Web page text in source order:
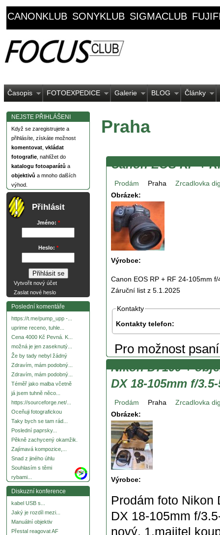
CANONKLUB SONYKLUB SIGMACLUB
Časopis FOTOEXPEDICE Galerie BLOG Články
NEJSTE PŘIHLÁŠENI
Když se zaregistrujete a
přihlásíte, získáte možnost
komentovat vkládat
fotografie , nahlížet do
katalogu fotoaparátů a
objektivů a mnoho dalších
výhod.
Přihlásit
Jméno: *
Heslo: *
Vytvořit nový účet
Zaslat nové heslo
Poslední komentáře
https://t.me/pump_upp -...
uprime receno, tuhle...
Cena 4000 Kč Pevná. K...
možná je jen zaseknutý...
Že by tady nebyl žádný
Zdravím, mám podobný...
Zdravím, mám podobný...
Téměř jako malba včetně
já jsem tuhně něco...
https://sourceforge.net/...
Oceňuji fotografickou
Taky bych se tam rád...
Poslední paprsky...
Pěkně zachycený okamžik.
Zajímavá kompozice,...
Snad z jiného úhlu
Souhlasím s těmi
rybami...
more
Diskuzní konference
kabel USB s...
Jaký je rozdíl mezi...
Manuální objektiv
Přestal reagovat AF
Praha
Canon EOS RP +
Prodám Praha
Zrcadlovka
Obrázek:
Výrobce:
Canon EOS RP + RF 24-105mm
Záruční list z 5.1.2025
Kontakty
Kontakty telefon:
Pro možnost
Nikon D7100 +
DX 18-105mm f/
Prodám Praha
Zrcadlovka
Obrázek:
Výrobce:
Prodám foto Nikon
DX 18-105mm f/
nový, 1.majitel